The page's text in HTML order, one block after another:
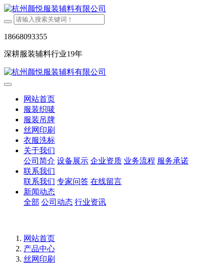
18668093355
深耕服装辅料行业19年
网站首页
服装织唛
服装吊牌
丝网印刷
衣服洗标
关于我们
公司简介 设备展示 企业资质 业务流程 服务承诺
联系我们
联系我们 专家问答 在线留言
新闻动态
全部 公司动态 行业资讯
网站首页
产品中心
丝网印刷